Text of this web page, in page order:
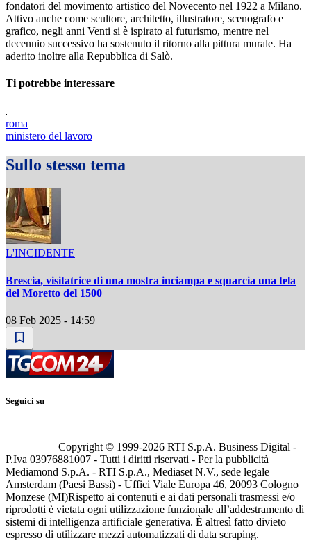
fondatori del movimento artistico del Novecento nel 1922 a Milano.
Attivo anche come scultore, architetto, illustratore, scenografo e
grafico, negli anni Venti si è ispirato al futurismo, mentre nel
decennio successivo ha sostenuto il ritorno alla pittura murale. Ha
aderito inoltre alla Repubblica di Salò.
Ti potrebbe interessare
roma
ministero del lavoro
Sullo stesso tema
L'INCIDENTE
Brescia, visitatrice di una mostra inciampa e squarcia una tela
del Moretto del 1500
08 Feb 2025 - 14:59
Seguici su
Copyright © 1999-2026 RTI S.p.A. Business Digital -
P.Iva 03976881007 - Tutti i diritti riservati - Per la pubblicità
Mediamond S.p.A. - RTI S.p.A., Mediaset N.V., sede legale
Amsterdam (Paesi Bassi) - Uffici Viale Europa 46, 20093 Cologno
Monzese (MI)Rispetto ai contenuti e ai dati personali trasmessi e/o
riprodotti è vietata ogni utilizzazione funzionale all’addestramento di
sistemi di intelligenza artificiale generativa. È altresì fatto divieto
espresso di utilizzare mezzi automatizzati di data scraping.